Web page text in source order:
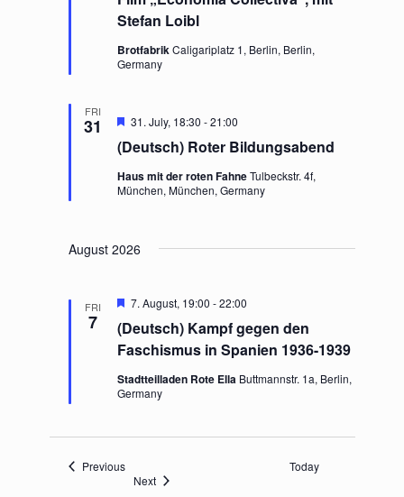
Stefan Loibl
u
r
d
BrotfabrikCaligariplatz 1, Berlin, Berlin,
Germany
FRI
31
(Deutsch) Roter Bildungsabend
F
a
u
r
31. July, 18:30 -21:00
Haus mit der roten FahneTulbeckstr. 4f,
München, München, Germany
August 2026
FRI
7
(Deutsch) Kampf gegen den
Faschismus in Spanien 1936-1939
F
a
t
u
r
e
d
7. August, 19:00 -22:00
Stadtteilladen Rote Ella Buttmannstr. 1a, Berlin,
Germany
PreviousEvents
Today
NextEvents